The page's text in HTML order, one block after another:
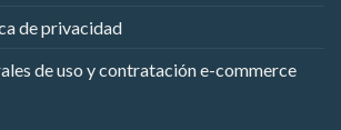
de privacidad
de uso y contratación e-commerce